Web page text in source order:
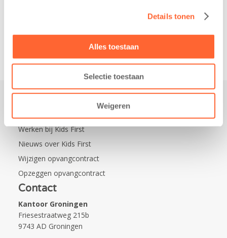
Details tonen
Alles toestaan
Selectie toestaan
Weigeren
naamsponsor
Werken bij Kids First
Nieuws over Kids First
Wijzigen opvangcontract
Opzeggen opvangcontract
Contact
Kantoor Groningen
Friesestraatweg 215b
9743 AD Groningen